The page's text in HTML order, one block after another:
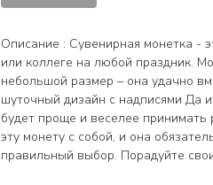
Описание : Сувенирная монетка -
или коллеге на любой праздник.
небольшой размер – она удачно
шуточный дизайн с надписями Да
будет проще и веселее принимать
эту монету с собой, и она
правильный выбор. Порадуйте